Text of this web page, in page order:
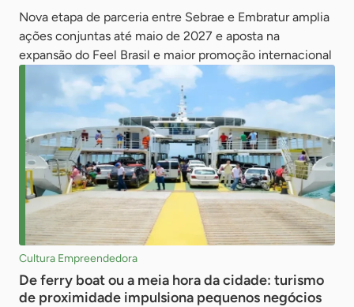
Nova etapa de parceria entre Sebrae e Embratur amplia
ações conjuntas até maio de 2027 e aposta na
expansão do Feel Brasil e maior promoção internacional
Cultura Empreendedora
De ferry boat ou a meia hora da cidade: turismo
de proximidade impulsiona pequenos negócios